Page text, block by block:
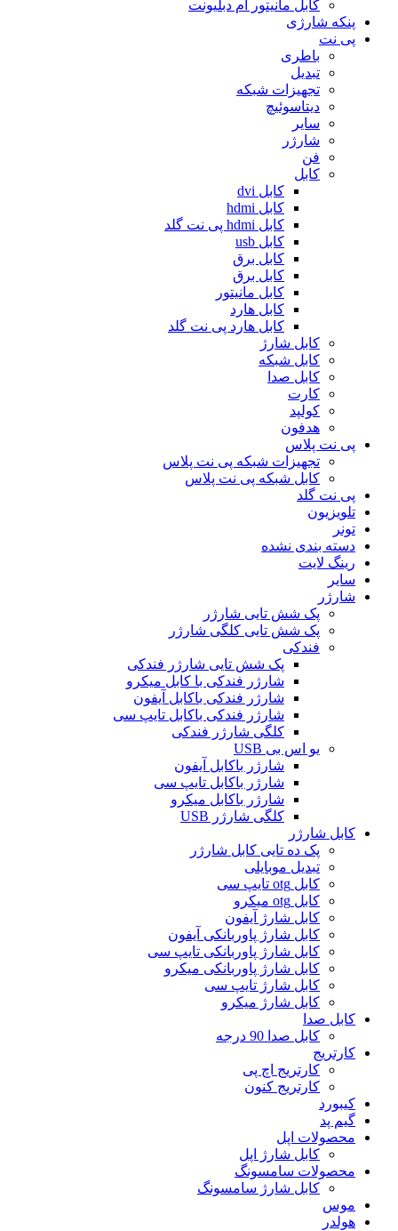
کابل مانیتور ام دبلیونت
پنکه شارژی
پی نت
باطری
تبدیل
تجهیزات شبکه
دیتاسوئیچ
سایر
شارژر
فن
کابل
کابل dvi
کابل hdmi
کابل hdmi پی نت گلد
کابل usb
کابل برق
کابل برق
کابل مانیتور
کابل هارد
کابل هارد پی نت گلد
کابل شارژ
کابل شبکه
کابل صدا
کارت
کولپد
هدفون
پی نت پلاس
تجهیزات شبکه پی نت پلاس
کابل شبکه پی نت پلاس
پی نت گلد
تلویزیون
تونر
دسته بندی نشده
رینگ لایت
سایر
شارژر
پک شش تایی شارژر
پک شش تایی کلگی شارژر
فندکی
پک شش تایی شارژر فندکی
شارژر فندکی با کابل میکرو
شارژر فندکی باکابل آیفون
شارژر فندکی باکابل تایپ سی
کلگی شارژر فندکی
یو اس بی USB
شارژر باکابل آیفون
شارژر باکابل تایپ سی
شارژر باکابل میکرو
کلگی شارژر USB
کابل شارژر
پک ده تایی کابل شارژر
تبدیل موبایلی
کابل otg تایپ سی
کابل otg میکرو
کابل شارژ آیفون
کابل شارژ پاوربانکی آیفون
کابل شارژ پاوربانکی تایپ سی
کابل شارژ پاوربانکی میکرو
کابل شارژ تایپ سی
کابل شارژ میکرو
کابل صدا
کابل صدا 90 درجه
کارتریج
کارتریج اچ پی
کارتریج کنون
کیبورد
گیم پد
محصولات اپل
کابل شارژ اپل
محصولات سامسونگ
کابل شارژ سامسونگ
موس
هولدر